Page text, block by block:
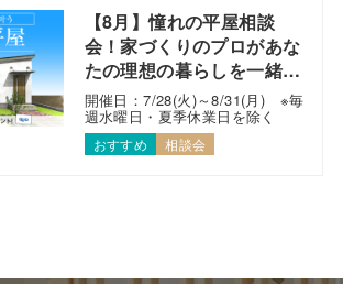
【8月】憧れの平屋相談
会！家づくりのプロがあな
たの理想の暮らしを一緒に
考えます！
開催日：7/28(火)～8/31(月) ※毎
週水曜日・夏季休業日を除く
おすすめ 相談会